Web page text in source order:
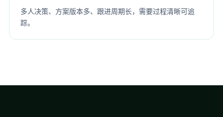
多人决策、方案版本多、跟进周期长，需要过程清晰可追
踪。